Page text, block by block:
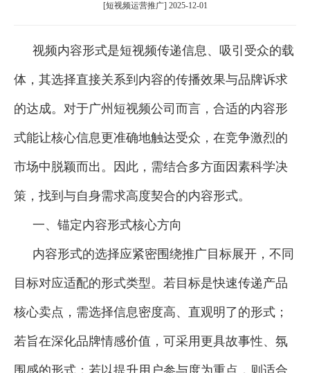
[短视频运营推广] 2025-12-01
视频内容形式是短视频传递信息、吸引受众的载
体，其选择直接关系到内容的传播效果与品牌诉求
的达成。对于广州短视频公司而言，合适的内容形
式能让核心信息更准确地触达受众，在竞争激烈的
市场中脱颖而出。因此，需结合多方面因素科学决
策，找到与自身需求高度契合的内容形式。
一、锚定内容形式核心方向
内容形式的选择应紧密围绕推广目标展开，不同
目标对应适配的形式类型。若目标是快速传递产品
核心卖点，需选择信息密度高、直观明了的形式；
若旨在深化品牌情感价值，可采用更具故事性、氛
围感的形式；若以提升用户参与度为重点，则适合